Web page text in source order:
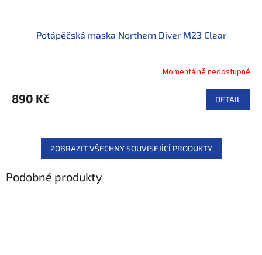
Potápěčská maska Northern Diver M23 Clear
Momentálně nedostupné
890 Kč DETAIL
ZOBRAZIT VŠECHNY SOUVISEJÍCÍ PRODUKTY
Podobné produkty